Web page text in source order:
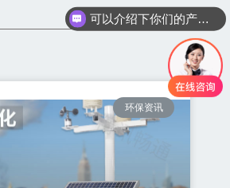
环保资讯
可以介绍下你们的产品么